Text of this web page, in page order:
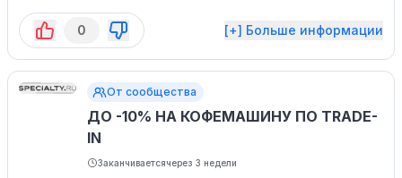
0 [+] Больше информации
От сообщества
ДО -10% НА КОФЕМАШИНУ ПО TRADE-
IN
Заканчиваетсячерез 3 недели